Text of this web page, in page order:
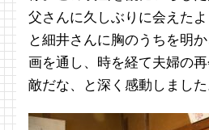
父さんに久しぶりに会えたよ
と細井さんに胸のうちを明
画を通し、時を経て夫婦の
敵だな、と深く感動しました